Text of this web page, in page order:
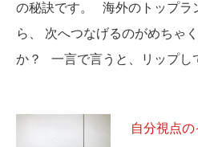
の秘訣です。 海外のトップラ
ら、 次へつなげるのがめちゃ
か？ 一言で言うと、リップし
自分視点